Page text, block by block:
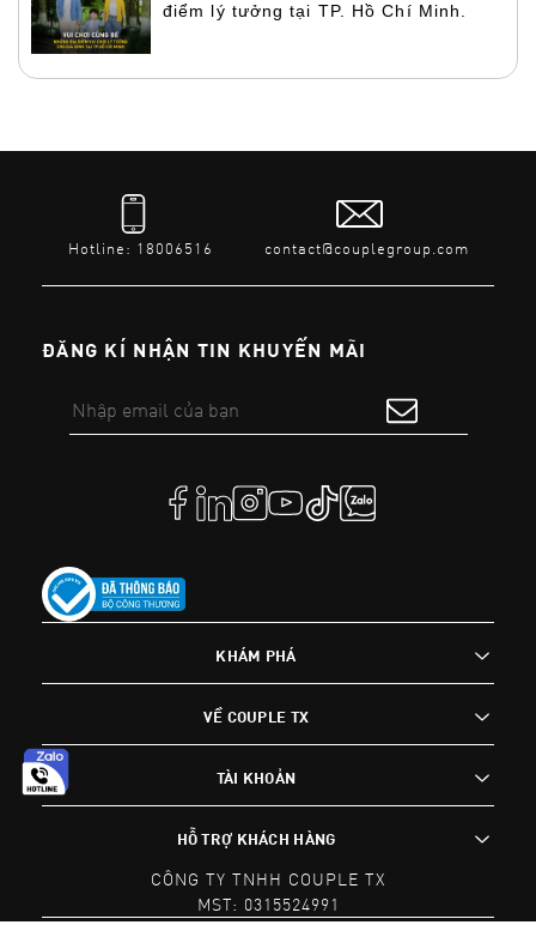
điểm lý tưởng tại TP. Hồ Chí Minh.
Hotline: 18006516 contact@couplegroup.com
ĐĂNG KÍ NHẬN TIN KHUYẾN MÃI
KHÁM PHÁ
VỀ COUPLE TX
TÀI KHOẢN
HỖ TRỢ KHÁCH HÀNG
CÔNG TY TNHH COUPLE TX
MST: 0315524991